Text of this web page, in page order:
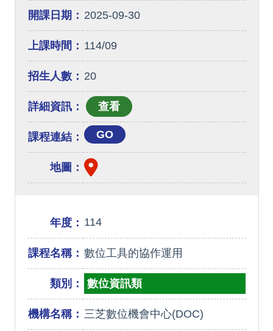
開課日期： 2025-09-30
上課時間： 114/09
招生人數： 20
詳細資訊：
課程連結： GO
地圖：
年度： 114
課程名稱： 數位工具的協作運用
類別： 數位資訊類
機構名稱： 三芝數位機會中心(DOC)